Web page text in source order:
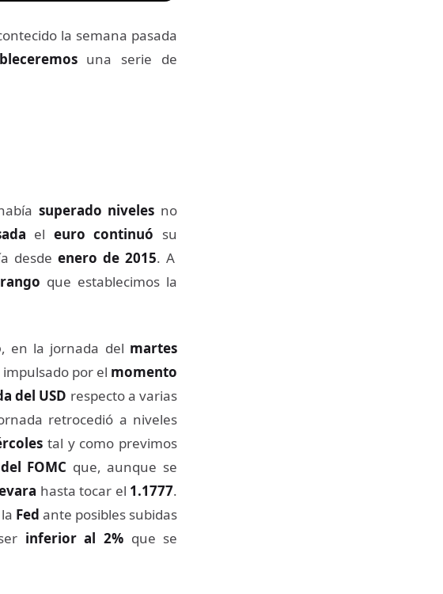
la semana pasada
una serie de
superado niveles no
el euro continuó su
desde enero de 2015. A
que establecimos la
, en la jornada del martes
impulsado por el momento
del USD respecto a varias
retrocedió a niveles
tal y como previmos
FOMC que, aunque se
hasta tocar el 1.1777.
Fed ante posibles subidas
inferior al 2%que se